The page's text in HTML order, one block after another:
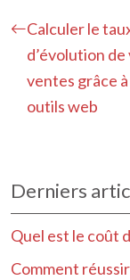
Calculer le
d’évolution de
ventes grâce à
outils web
Derniers
Quel est le coût
Comment